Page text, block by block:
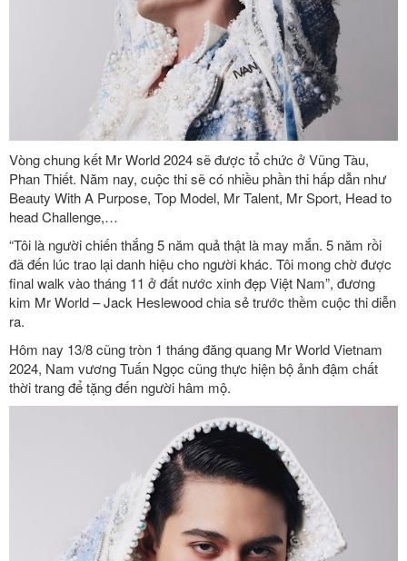
Vòng chung kết Mr World 2024 sẽ được tổ chức ở Vũng Tàu,
Phan Thiết. Năm nay, cuộc thi sẽ có nhiều phần thi hấp dẫn như
Beauty With A Purpose, Top Model, Mr Talent, Mr Sport, Head to
head Challenge,…
“Tôi là người chiến thắng 5 năm quả thật là may mắn. 5 năm rồi
đã đến lúc trao lại danh hiệu cho người khác. Tôi mong chờ được
final walk vào tháng 11 ở đất nước xinh đẹp Việt Nam”, đương
kim Mr World – Jack Heslewood chia sẻ trước thềm cuộc thi diễn
ra.
Hôm nay 13/8 cũng tròn 1 tháng đăng quang Mr World Vietnam
2024, Nam vương Tuấn Ngọc cũng thực hiện bộ ảnh đậm chất
thời trang để tặng đến người hâm mộ.